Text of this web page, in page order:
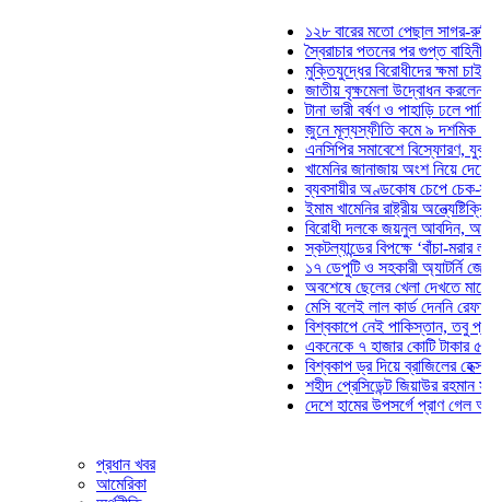
১২৮ বারের মতো পেছাল সাগর-রুনি
স্বৈরাচার পতনের পর গুপ্ত বাহিনীর
মুক্তিযুদ্ধের বিরোধীদের ক্ষমা চাইতে
জাতীয় বৃক্ষমেলা উদ্বোধন করলেন
টানা ভারী বর্ষণ ও পাহাড়ি ঢলে পানিবন্দি
জুনে মূল্যস্ফীতি কমে ৯ দশমিক ১৬
এনসিপির সমাবেশে বিস্ফোরণ, যুবলীগের
খামেনির জানাজায় অংশ নিয়ে দেশে
ব্যবসায়ীর অণ্ডকোষ চেপে চেক-
ইমাম খামেনির রাষ্ট্রীয় অন্ত্যেষ্টিক্রিয়ায়
বিরোধী দলকে জয়নুল আবদিন, আপনারা
স্কটল্যান্ডের বিপক্ষে ‘বাঁচা-মরার
১৭ ডেপুটি ও সহকারী অ্যাটর্নি
অবশেষে ছেলের খেলা দেখতে মাঠে
মেসি বলেই লাল কার্ড দেননি রেফারি!
বিশ্বকাপে নেই পাকিস্তান, তবু প্রতিটি
একনেকে ৭ হাজার কোটি টাকার ৫
বিশ্বকাপ ড্র দিয়ে ব্রাজিলের হেক্সা মিশন
শহীদ প্রেসিডেন্ট জিয়াউর রহমান
দেশে হামের উপসর্গে প্রাণ গেল আরও ৮
প্রধান খবর
আমেরিকা